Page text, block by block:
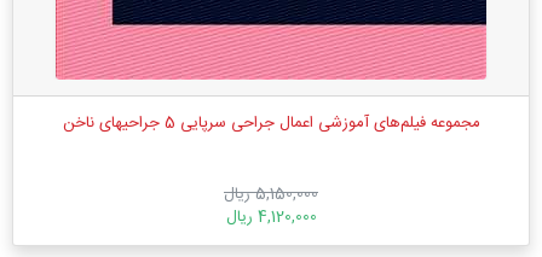
مجموعه فیلم‌های آموزشی اعمال جراحی سرپایی 5 جراحیهای ناخن
5,150,000 ریال
4,120,000 ریال